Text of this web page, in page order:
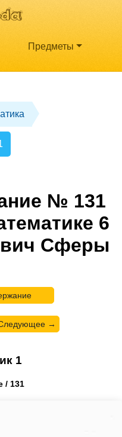
Предметы
№ 131
6
Сферы
→
1
/ 131